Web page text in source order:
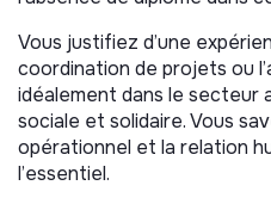
êtes l’interlocuteur·rice qui
d’ensemble, suit
alertes à la direction.
Gestion
développement
Vous justifiez d’une
coordination de projets ou
idéalement dans le secteur
sociale et solidaire. Vous
opérationnel et la relation
l’essentiel.